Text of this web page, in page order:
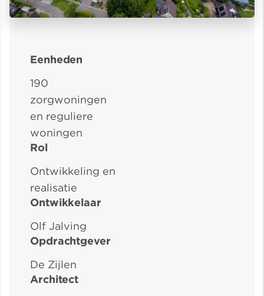
Eenheden
190
zorgwoningen
en reguliere
woningen
Rol
Ontwikkeling en
realisatie
Ontwikkelaar
Olf Jalving
Opdrachtgever
De Zijlen
Architect